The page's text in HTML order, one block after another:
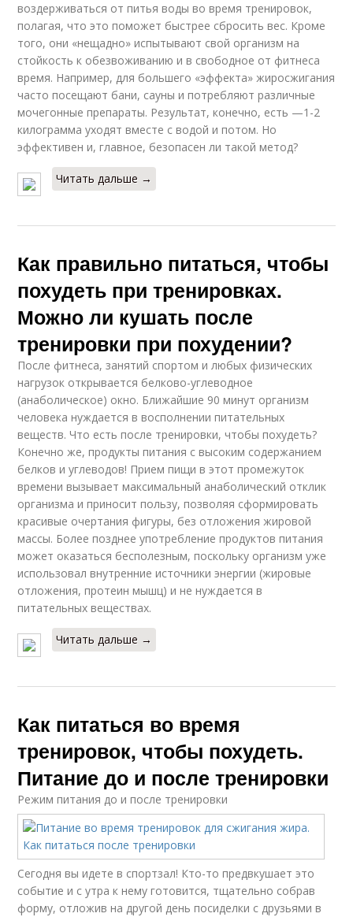
воздерживаться от питья воды во время тренировок,
полагая, что это поможет быстрее сбросить вес. Кроме
того, они «нещадно» испытывают свой организм на
стойкость к обезвоживанию и в свободное от фитнеса
время. Например, для большего «эффекта» жиросжигания
часто посещают бани, сауны и потребляют различные
мочегонные препараты. Результат, конечно, есть —1-2
килограмма уходят вместе с водой и потом. Но
эффективен и, главное, безопасен ли такой метод?
Читать дальше →
Как правильно питаться, чтобы
похудеть при тренировках.
Можно ли кушать после
тренировки при похудении?
После фитнеса, занятий спортом и любых физических
нагрузок открывается белково-углеводное
(анаболическое) окно. Ближайшие 90 минут организм
человека нуждается в восполнении питательных
веществ. Что есть после тренировки, чтобы похудеть?
Конечно же, продукты питания с высоким содержанием
белков и углеводов! Прием пищи в этот промежуток
времени вызывает максимальный анаболический отклик
организма и приносит пользу, позволяя сформировать
красивые очертания фигуры, без отложения жировой
массы. Более позднее употребление продуктов питания
может оказаться бесполезным, поскольку организм уже
использовал внутренние источники энергии (жировые
отложения, протеин мышц) и не нуждается в
питательных веществах.
Читать дальше →
Как питаться во время
тренировок, чтобы похудеть.
Питание до и после тренировки
Режим питания до и после тренировки
Сегодня вы идете в спортзал! Кто-то предвкушает это
событие и с утра к нему готовится, тщательно собрав
форму, отложив на другой день посиделки с друзьями в